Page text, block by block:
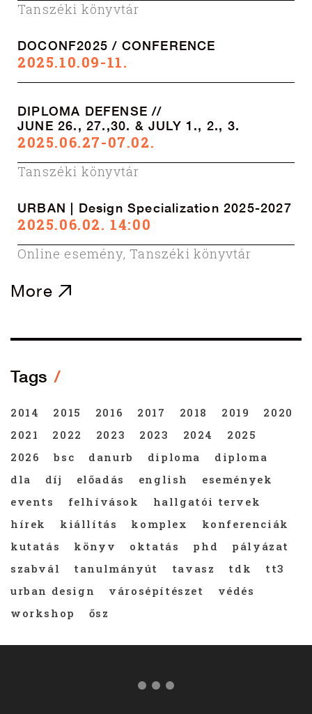
Tanszéki könyvtár
DOCONF2025 / CONFERENCE
2025.10.09-11.
DIPLOMA DEFENSE //
JUNE 26., 27.,30. & JULY 1., 2., 3.
2025.06.27-07.02.
Tanszéki könyvtár
URBAN | Design Specialization 2025-2027
2025.06.02. 14:00
Online esemény, Tanszéki könyvtár
More
Tags
2014 2015 2016 2017 2018 2019
2020
2021
2022 2023 2023 2024
2025
2026
bsc danurb diploma
diploma
dla
díj előadás english
események
events
felhívások
hallgatói tervek
hírek
kiállítás komplex
konferenciák
kutatás
könyv oktatás phd
pályázat
szabvál
tanulmányút tavasz tdk
tt3
urban design
városépítészet
védés
workshop
ősz